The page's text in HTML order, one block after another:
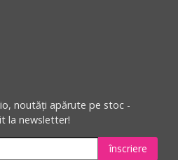
noutăți apărute pe stoc -
la newsletter!
înscriere